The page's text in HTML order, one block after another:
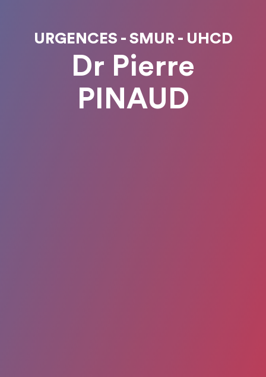
URGENCES - SMUR - UHCD
Dr Pierre
PINAUD